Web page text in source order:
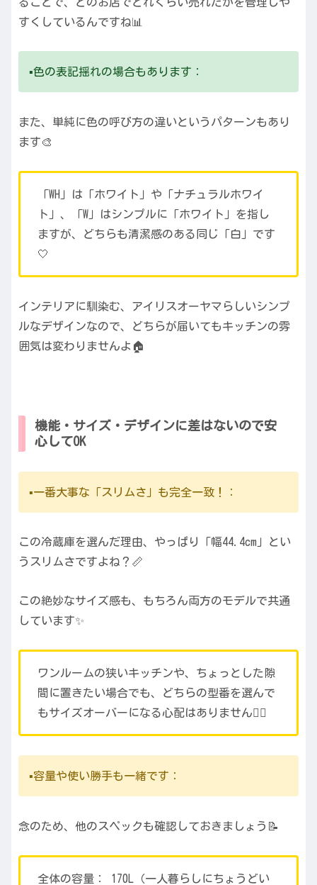
すくしているんですね📊
▪️色の表記揺れの場合もあります：
また、単純に色の呼び方の違いというパターンもあり
ます🎨
「WH」は「ホワイト」や「ナチュラルホワイ
ト」、「W」はシンプルに「ホワイト」を指し
ますが、どちらも清潔感のある同じ「白」です
🤍
インテリアに馴染む、アイリスオーヤマらしいシンプ
ルなデザインなので、どちらが届いてもキッチンの雰
囲気は変わりませんよ🏠
機能・サイズ・デザインに差はないので安
心してOK
▪️一番大事な「スリムさ」も完全一致！：
この冷蔵庫を選んだ理由、やっぱり「幅44.4cm」とい
うスリムさですよね？📏
この絶妙なサイズ感も、もちろん両方のモデルで共通
しています✨
ワンルームの狭いキッチンや、ちょっとした隙
間に置きたい場合でも、どちらの型番を選んで
もサイズオーバーになる心配はありません🙅‍♀️
▪️容量や使い勝手も一緒です：
念のため、他のスペックも確認しておきましょう📝
全体の容量： 170L（一人暮らしにちょうどい